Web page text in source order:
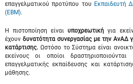
επαγγελματικού προτύπου του Εκπαιδευτή
(ΕΒΜ).
Η πιστοποίηση είναιυποχρεωτική για
έχουν δυνατότητα συνεργασίας με την ΑνΑΔ
κατάρτισης. Ωστόσο το Σύστημα είναι
εκείνους οι οποίοι
επαγγελματικής εκπαίδευσης και
μάθησης.